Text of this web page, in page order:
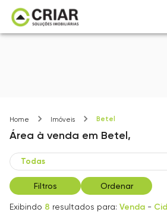
Home Imóveis Betel
Área à venda em Betel,
Filtros Ordenar
Exibindo 8 resultados para: Venda -